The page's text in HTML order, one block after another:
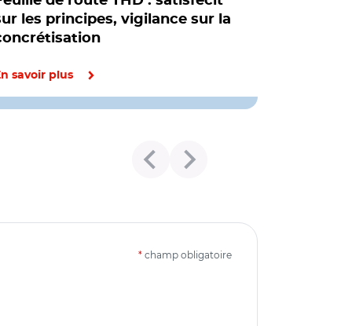
les principes, vigilance sur la
savoir plus
* champ obligatoire